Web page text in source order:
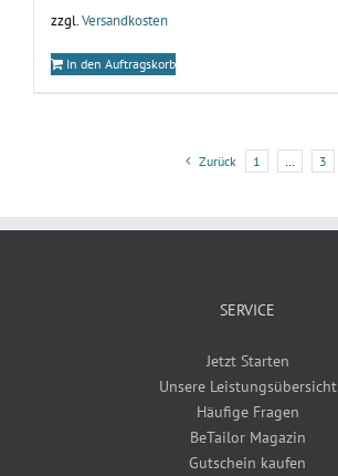
zzgl. Versandkosten
In den Auftragskorb
Zurück 1 3
SERVICE
Jetzt Starten
Unsere Leistungsübersicht
Häufige Fragen
BeTailor Magazin
Gutschein kaufen